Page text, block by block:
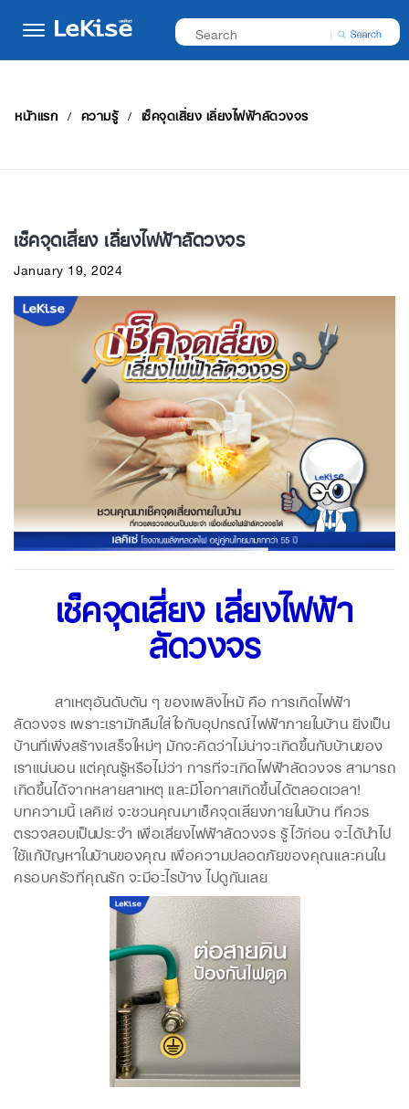
หน้าแรก ความรู้ เช็คจุดเสี่ยง เลี่ยงไฟฟ้าลัดวงจร
เช็คจุดเสี่ยง เลี่ยงไฟฟ้าลัดวงจร
January 19, 2024
เช็คจุดเสี่ยง เลี่ยงไฟฟ้า
ลัดวงจร
สาเหตุอันดับต้น ๆ ของเพลิงไหม้ คือ การเกิดไฟฟ้า
ลัดวงจร เพราะเรามักลืมใส่ใจกับอุปกรณ์ไฟฟ้าภายในบ้าน ยิ่งเป็น
บ้านที่เพิ่งสร้างเสร็จใหม่ๆ มักจะคิดว่าไม่น่าจะเกิดขึ้นกับบ้านของ
เราแน่นอน แต่คุณรู้หรือไม่ว่า การที่จะเกิดไฟฟ้าลัดวงจร สามารถ
เกิดขึ้นได้จากหลายสาเหตุ และมีโอกาสเกิดขึ้นได้ตลอดเวลา!
บทความนี้ เลคิเซ่ จะชวนคุณมาเช็คจุดเสี่ยงภายในบ้าน ที่ควร
ตรวจสอบเป็นประจำ เพื่อเลี่ยงไฟฟ้าลัดวงจร รู้ไว้ก่อน จะได้นำไป
ใช้แก้ปัญหาในบ้านของคุณ เพื่อความปลอดภัยของคุณและคนใน
ครอบครัวที่คุณรัก จะมีอะไรบ้าง ไปดูกันเลย